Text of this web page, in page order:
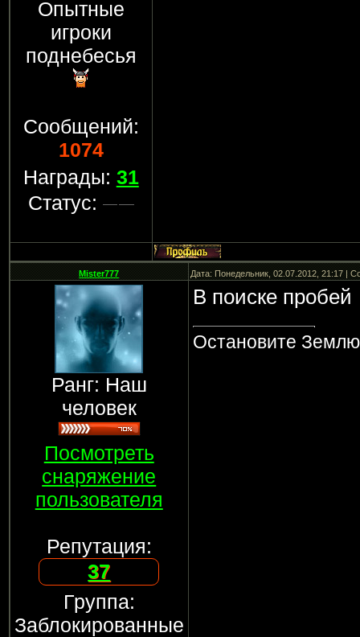
Опытные
игроки
поднебесья
Сообщений:
1074
Награды: 31
Статус:
Mister777 Дата: Понедельник, 02.07.2012, 21:17 |
Ранг: Наш
человек
Посмотреть
снаряжение
пользователя
Репутация:
37
Группа:
Заблокированные
В поиске пробей
Остановите